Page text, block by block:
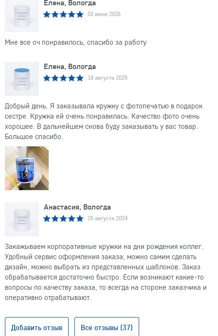
Елена, Вологда
02 июня 2026
Мне все оч понравилось, спасибо за работу
Елена, Вологда
18 августа 2025
Добрый день. Я заказывала кружку с фотопечатью в подарок
сестре. Кружка ей очень понравилась. Качество фото очень
хорошее. В дальнейшем снова буду заказывать у вас товар.
Большое спасибо.
Анастасия, Вологда
25 августа 2024
Закажываем корпоративные кружки на дни рождения коллег.
Удобный сервис оформления заказа, можно самим сделать
дизайн, можно выбрать из представленных шаблонов. Заказ
обрабатывается достаточно быстро. Если возникают какие-то
вопросы по качеству заказа, то всегда на стороне заказчика и
оперативно отрабатывают.
Добавить отзыв Все отзывы (37)